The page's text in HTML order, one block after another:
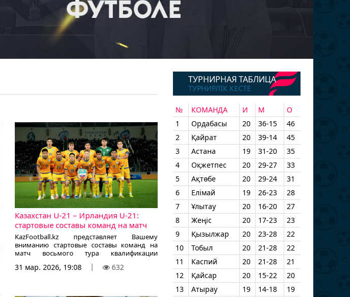
Казахстан U-21 – Ирландия U-21:
стартовые составы команд на матч
KazFootball.kz представляет Вашему
вниманию стартовые составы команд на
матч восьмого тура квалификации
31 мар. 2026, 19:08 632
ТУРНИРНАЯ ТАБЛИЦА
ТУРНИРЛІК КЕСТЕ
№ КОМАНДА И М
О
1
Ордабасы 20 36-15
46
2
Қайрат 20 39-14
45
3
Астана 19 31-20
35
4
Оқжетпес 20 29-27
33
5
Ақтөбе 20 29-24
31
6
Елімай 19 26-23
28
7
Ұлытау 20 16-20
27
8
Жеңіс 20 17-23
23
9
Қызылжар 20 23-28
22
10
Тобыл 20 21-28
22
11
Каспий 20 21-28
21
12
Қайсар 20 15-22
20
13
Атырау 19 14-18
19